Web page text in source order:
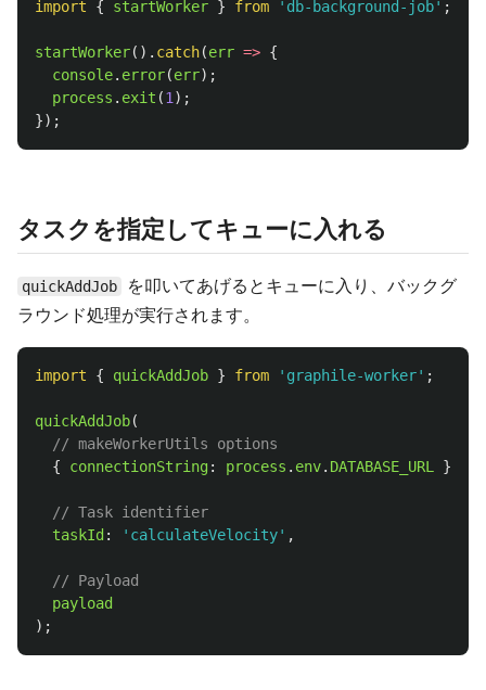
import { startWorker } from ' db-background-job' ;
startWorker(). catch(err => {
console. error(err);
process . exit (1 );
});
タスクを指定してキューに入れる
quickAddJob
を叩いてあげるとキューに入り、バックグ
ラウンド処理が実行されます。
import { quickAddJob } from ' graphile-worker' ;
quickAddJob(
// makeWorkerUtils options
{
connectionString: process . env. DATABASE_URL },
// Task identifier
taskId : ' calculateVelocity' ,
// Payload
payload
);